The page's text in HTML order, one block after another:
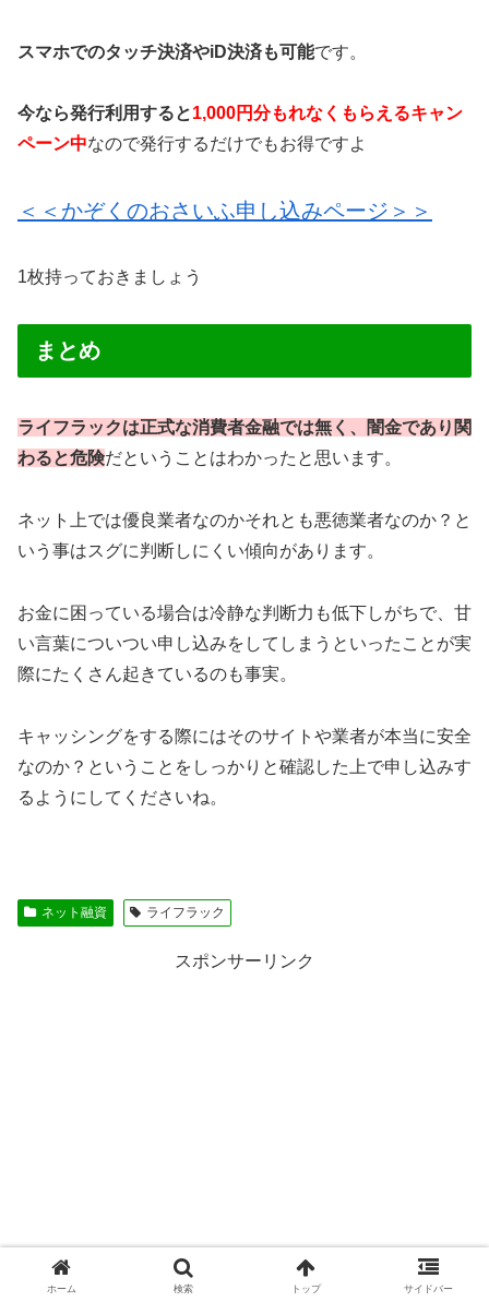
スマホでのタッチ決済やiD決済も可能です。
今なら発行利用すると1,000円分もれなくもらえるキャン
ペーン中なので発行するだけでもお得ですよ
＜＜かぞくのおさいふ申し込みページ＞＞
1枚持っておきましょう
まとめ
ライフラックは正式な消費者金融では無く、闇金であり関
わると危険だということはわかったと思います。
ネット上では優良業者なのかそれとも悪徳業者なのか？と
いう事はスグに判断しにくい傾向があります。
お金に困っている場合は冷静な判断力も低下しがちで、甘
い言葉についつい申し込みをしてしまうといったことが実
際にたくさん起きているのも事実。
キャッシングをする際にはそのサイトや業者が本当に安全
なのか？ということをしっかりと確認した上で申し込みす
るようにしてくださいね。
ネット融資 ライフラック
スポンサーリンク
ホーム 検索 トップ サイドバー